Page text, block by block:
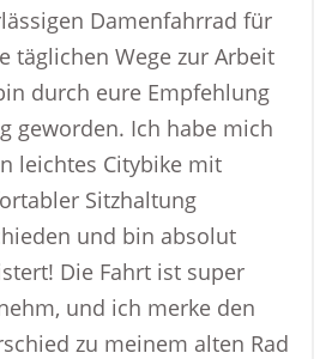
Damenfahrrad für
täglichen Wege zur Arbeit
durch eure Empfehlung
geworden. Ich habe mich
leichtes Citybike mit
Sitzhaltung
und bin absolut
Die Fahrt ist super
und ich merke den
zu meinem alten Rad